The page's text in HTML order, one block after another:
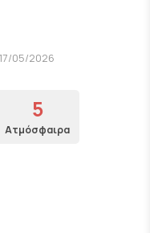
05/2026
5
Ατμόσφαιρα